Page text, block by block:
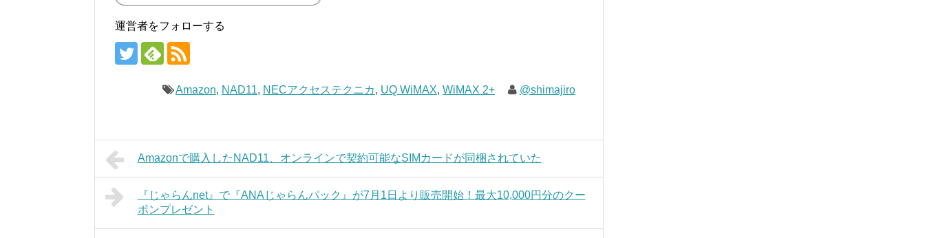
運営者をフォローする
Amazon, NAD11, NECアクセステクニカ, UQ WiMAX,WiMAX 2+ @shimajiro
Amazonで購入したNAD11、オンラインで契約可能なSIMカードが同梱されていた
『じゃらんnet』で『ANAじゃらんパック』が7月1日より販売開始！最大10,000円分のクー
ポンプレゼント